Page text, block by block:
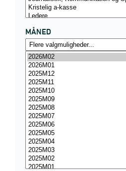
MÅNED